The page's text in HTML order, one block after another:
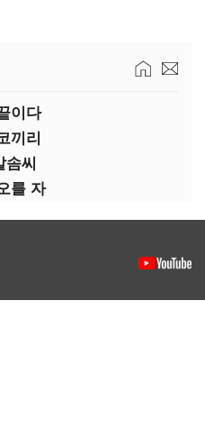
이다
끼리
씨
를 자